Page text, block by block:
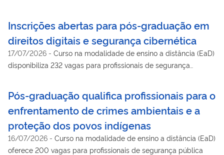
Inscrições abertas para pós-graduação em
direitos digitais e segurança cibernética
17/07/2026 - Curso na modalidade de ensino a distância (EaD)
disponibiliza 232 vagas para profissionais de segurança
Pós-graduação qualifica profissionais para o
enfrentamento de crimes ambientais e a
proteção dos povos indígenas
16/07/2026 - Curso na modalidade de ensino a distância (EaD)
oferece 200 vagas para profissionais de segurança pública